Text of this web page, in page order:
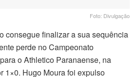
Foto: Divulgação
consegue finalizar a sua sequência
perde no Campeonato
o Athletico Paranaense, na
1×0. Hugo Moura foi expulso